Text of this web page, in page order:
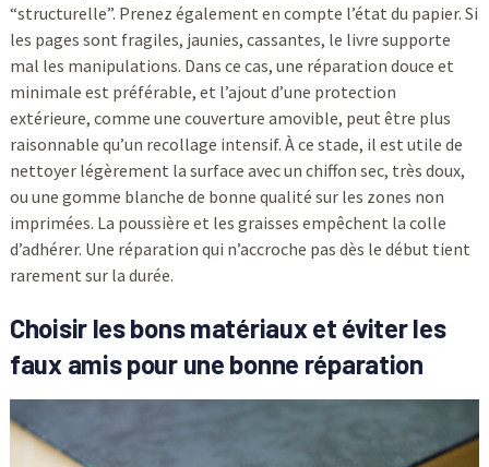
“structurelle”. Prenez également en compte l’état du papier. Si
les pages sont fragiles, jaunies, cassantes, le livre supporte
mal les manipulations. Dans ce cas, une réparation douce et
minimale est préférable, et l’ajout d’une protection
extérieure, comme une couverture amovible, peut être plus
raisonnable qu’un recollage intensif. À ce stade, il est utile de
nettoyer légèrement la surface avec un chiffon sec, très doux,
ou une gomme blanche de bonne qualité sur les zones non
imprimées. La poussière et les graisses empêchent la colle
d’adhérer. Une réparation qui n’accroche pas dès le début tient
rarement sur la durée.
Choisir les bons matériaux et éviter les
faux amis pour une bonne réparation